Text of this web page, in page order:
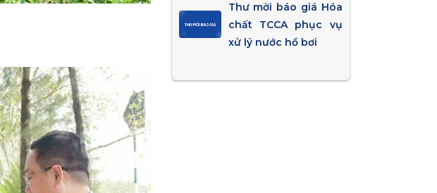
Thư mời báo giá Hóa
chất TCCA phục vụ
xử lý nước hồ bơi